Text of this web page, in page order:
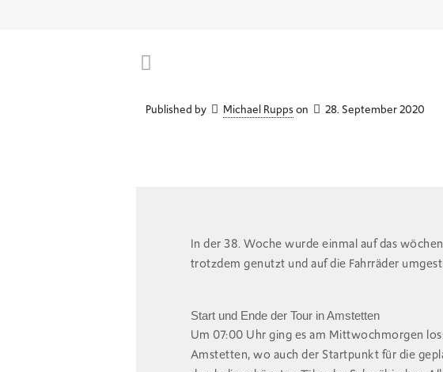
Published by Michael Ruppson 28. September 2020
In der 38. Woche wurde einmal auf das
trotzdem genutzt und auf die Fahrräder
Start und Ende der Tour in Amstetten
Um 07:00 Uhr ging es am Mittwochmorgen
Amstetten, wo auch der Startpunkt für die